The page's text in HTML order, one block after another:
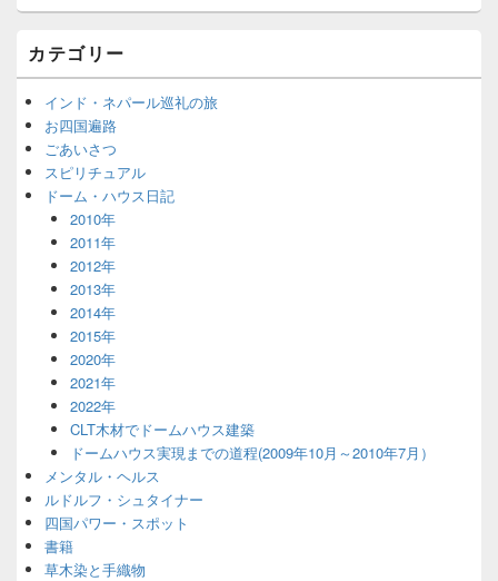
カテゴリー
インド・ネパール巡礼の旅
お四国遍路
ごあいさつ
スピリチュアル
ドーム・ハウス日記
2010年
2011年
2012年
2013年
2014年
2015年
2020年
2021年
2022年
CLT木材でドームハウス建築
ドームハウス実現までの道程(2009年10月～2010年7月）
メンタル・ヘルス
ルドルフ・シュタイナー
四国パワー・スポット
書籍
草木染と手織物